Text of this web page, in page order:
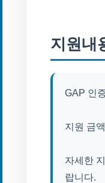
지원내
GAP 인
지원 금
자세한
랍니다.